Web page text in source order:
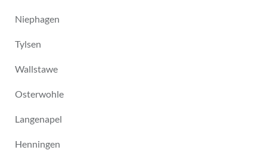
Niephagen
Tylsen
Wallstawe
Osterwohle
Langenapel
Henningen